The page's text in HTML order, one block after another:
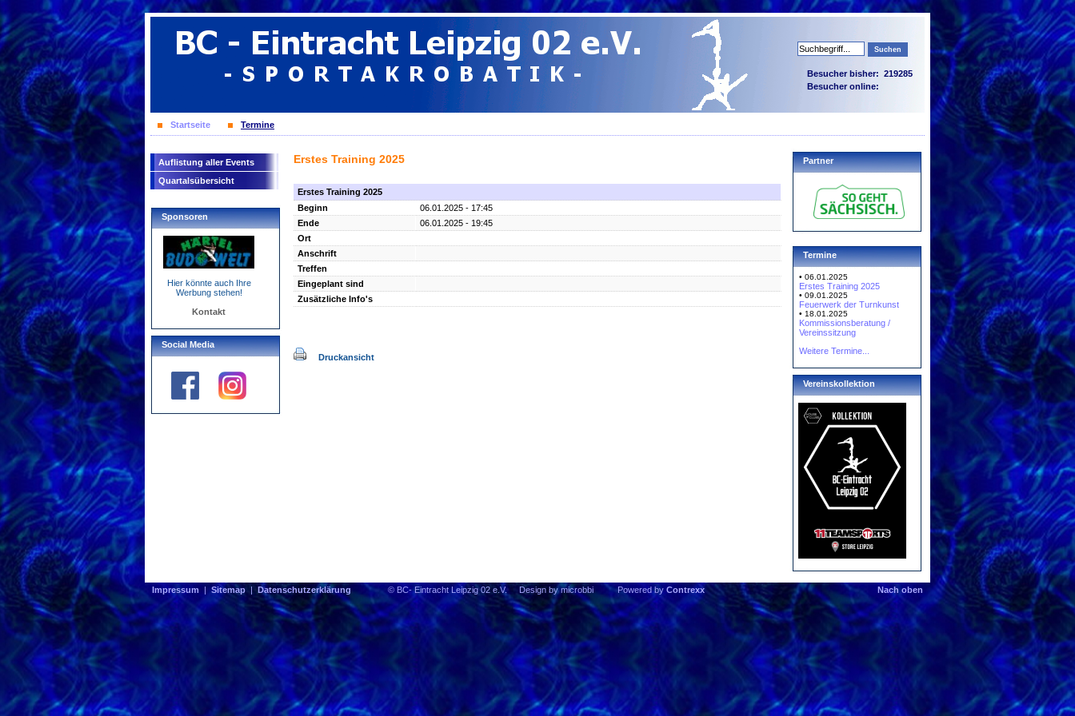
Besucher bisher: 219285
Besucher online:
Startseite Termine
Auflistung aller Events
Quartalsübersicht
Sponsoren
Hier könnte auch Ihre
Werbung stehen!
Kontakt
Social Media
Erstes Training 2025
Erstes Training 2025
Beginn
06.01.2025 - 17:45
Ende
06.01.2025 - 19:45
Ort
Anschrift
Treffen
Eingeplant sind
Zusätzliche Info's
Druckansicht
Partner
Termine
• 06.01.2025
Erstes Training 2025
• 09.01.2025
Feuerwerk der Turnkunst
• 18.01.2025
Kommissionsberatung /
Vereinssitzung
Weitere Termine...
Vereinskollektion
Impressum |Sitemap | Datenschutzerklärung © BC- Eintracht Leipzig 02 e.V. Design by microbbi Powered by Contrexx Nach oben